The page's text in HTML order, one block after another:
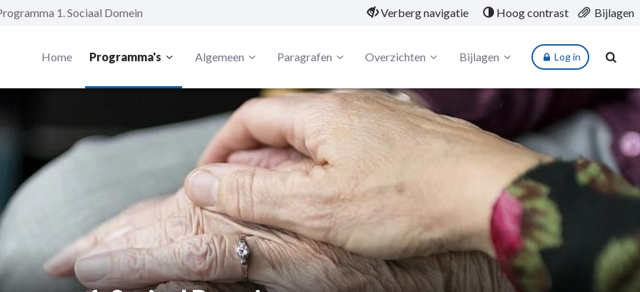
1. Sociaal Domein Verberg navigatie Hoog contrast Bijlagen
Home Programma's Algemeen Paragrafen Overzichten Bijlagen Log in